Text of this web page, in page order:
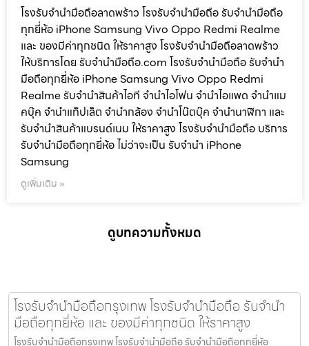
โรงรับจำนำมือถือลาดพร้าว โรงรับจำนำมือถือ รับจำนำมือถือ
ทุกยี่ห้อ iPhone Samsung Vivo Oppo Redmi Realme
และ ของมีค่าทุกชนิด ให้ราคาสูง โรงรับจำนำมือถือลาดพร้าว
ให้บริการโดย รับจํานํามือถือ.com โรงรับจำนำมือถือ รับจำนำ
มือถือทุกยี่ห้อ iPhone Samsung Vivo Oppo Redmi
Realme รับจำนำสินค้าไอที จำนำไอโฟน จำนำไอแพด จำนำแม
คบุ๊ค จำนำแท็ปเล็ต จำนำกล้อง จำนำโน๊ตบุ๊ค จำนำนาฬิกา และ
รับจำนำสินค้าแบรนด์เนม ให้ราคาสูง โรงรับจำนำมือถือ บริการ
รับจำนำมือถือทุกยี่ห้อ ไม่ว่าจะเป็น รับจำนำ iPhone
Samsung
ดูเพิ่มเติม »
ดูบทความทั้งหมด
โรงรับจำนำมือถือกรุงเทพ โรงรับจำนำมือถือ รับจำนำ
มือถือทุกยี่ห้อ และ ของมีค่าทุกชนิด ให้ราคาสูง
โรงรับจำนำมือถือกรุงเทพ โรงรับจำนำมือถือ รับจำนำมือถือทุกยี่ห้อ